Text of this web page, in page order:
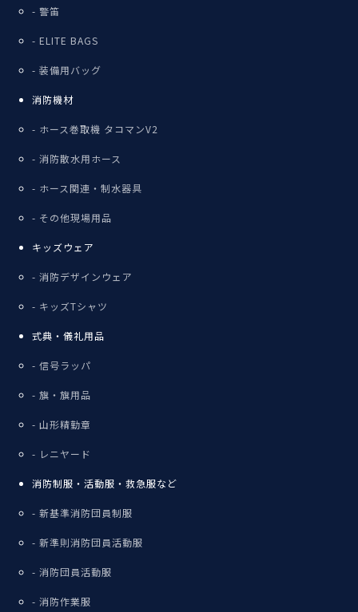
警笛
ELITE BAGS
装備用バッグ
消防機材
ホース巻取機 タコマンV2
消防散水用ホース
ホース関連・制水器具
その他現場用品
キッズウェア
消防デザインウェア
キッズTシャツ
式典・儀礼用品
信号ラッパ
旗・旗用品
山形精勤章
レニヤード
消防制服・活動服・救急服など
新基準消防団員制服
新準則消防団員活動服
消防団員活動服
消防作業服